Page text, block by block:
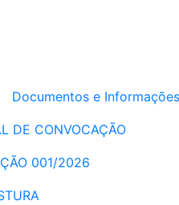
Documentos e
DE CONVOCAÇÃO
001/2026